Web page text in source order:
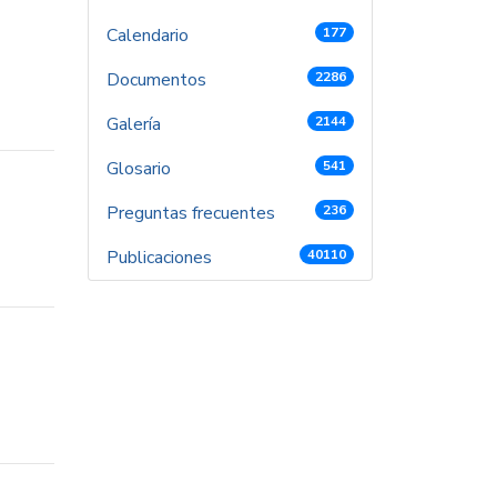
Calendario
177
Documentos 2286
Galería 2144
Glosario 541
Preguntas frecuentes 236
Publicaciones 40110